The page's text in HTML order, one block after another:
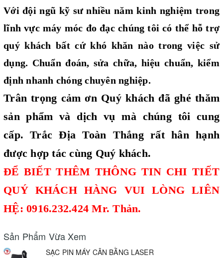
Với đội ngũ kỹ sư nhiều năm kinh nghiệm trong
lĩnh vực máy móc đo đạc chúng tôi có thể hỗ trợ
quý khách bất cứ khó khăn nào trong việc sử
dụng. Chuẩn đoán, sửa chữa, hiệu chuẩn, kiểm
định nhanh chóng chuyên nghiệp.
Trân trọng cảm ơn Quý khách đã ghé thăm
sản phẩm và dịch vụ mà chúng tôi cung
cấp. Trắc Địa Toàn Thắng rất hân hạnh
được hợp tác cùng Quý khách.
ĐỂ BIẾT THÊM THÔNG TIN CHI TIẾT
QUÝ KHÁCH HÀNG VUI LÒNG LIÊN
HỆ: 0916.232.424 Mr. Thản.
Sản Phẩm Vừa Xem
SẠC PIN MÁY CÂN BẰNG LASER